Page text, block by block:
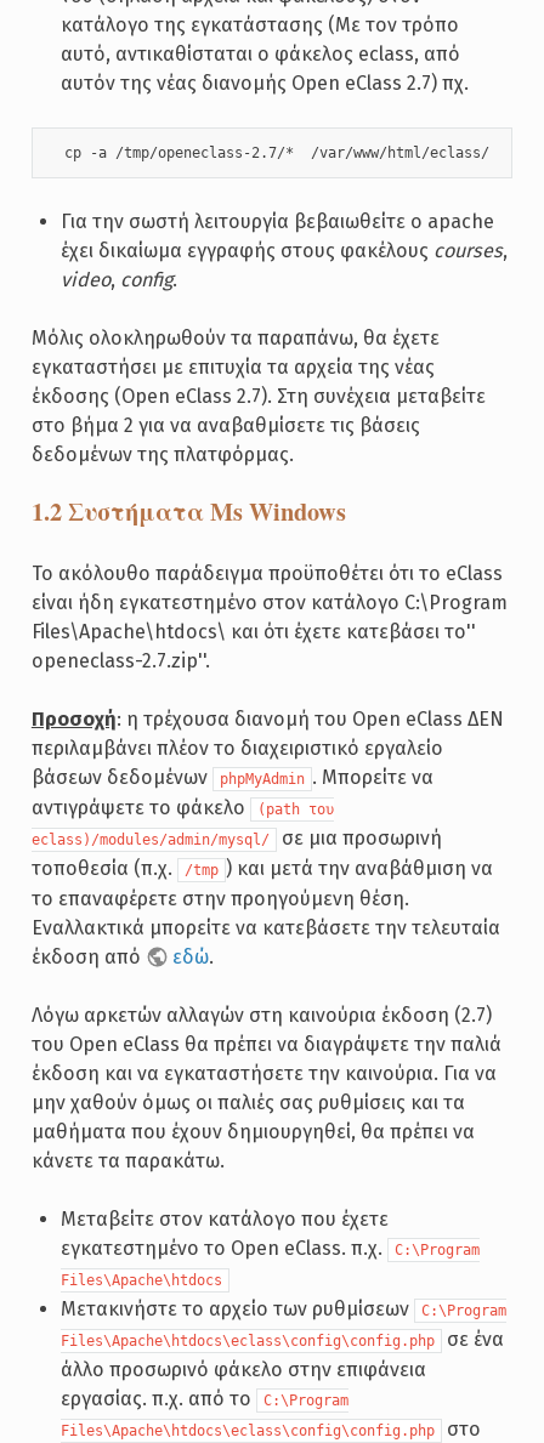
κατάλογο της εγκατάστασης (Με τον τρόπο
αυτό, αντικαθίσταται ο φάκελος eclass, από
αυτόν της νέας διανομής Open eClass 2.7) πχ.
  cp -a /tmp/openeclass-2.7/*  /var/www/html/eclass/
Για την σωστή λειτουργία βεβαιωθείτε ο apache
έχει δικαίωμα εγγραφής στους φακέλους courses,
video, config.
Μόλις ολοκληρωθούν τα παραπάνω, θα έχετε
εγκαταστήσει με επιτυχία τα αρχεία της νέας
έκδοσης (Open eClass 2.7). Στη συνέχεια μεταβείτε
στο βήμα 2 για να αναβαθμίσετε τις βάσεις
δεδομένων της πλατφόρμας.
1.2 Συστήματα Ms Windows
Το ακόλουθο παράδειγμα προϋποθέτει ότι το eClass
είναι ήδη εγκατεστημένο στον κατάλογο C:\Program
Files\Apache\htdocs\ και ότι έχετε κατεβάσει το''
openeclass-2.7.zip''.
Προσοχή: η τρέχουσα διανομή του Open eClass ΔΕΝ
περιλαμβάνει πλέον το διαχειριστικό εργαλείο
βάσεων δεδομένων
phpMyAdmin . Μπορείτε να
αντιγράψετε το φάκελο
(path του
eclass)/modules/admin/mysql/
σε μια προσωρινή
τοποθεσία (π.χ.
/tmp ) και μετά την αναβάθμιση να
το επαναφέρετε στην προηγούμενη θέση.
Εναλλακτικά μπορείτε να κατεβάσετε την τελευταία
έκδοση από
εδώ.
Λόγω αρκετών αλλαγών στη καινούρια έκδοση (2.7)
του Open eClass θα πρέπει να διαγράψετε την παλιά
έκδοση και να εγκαταστήσετε την καινούρια. Για να
μην χαθούν όμως οι παλιές σας ρυθμίσεις και τα
μαθήματα που έχουν δημιουργηθεί, θα πρέπει να
κάνετε τα παρακάτω.
Μεταβείτε στον κατάλογο που έχετε
εγκατεστημένο το Open eClass. π.χ.
C:\Program
Files\Apache\htdocs
Μετακινήστε το αρχείο των ρυθμίσεων
C:\Program
Files\Apache\htdocs\eclass\config\config.php
σε ένα
άλλο προσωρινό φάκελο στην επιφάνεια
εργασίας. π.χ. από το
C:\Program
Files\Apache\htdocs\eclass\config\config.php
στο